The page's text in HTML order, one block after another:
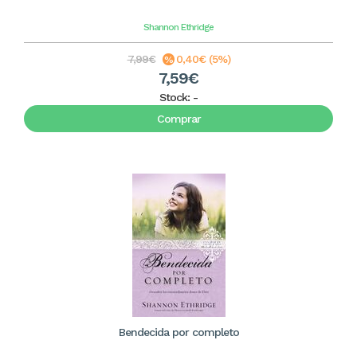
Shannon Ethridge
7,99€ 0,40€ (5%)
7,59€
Stock: -
Comprar
Bendecida por completo